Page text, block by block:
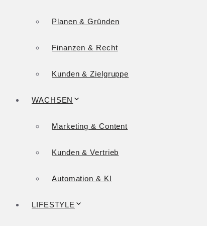
Planen & Gründen
Finanzen & Recht
Kunden & Zielgruppe
WACHSEN
Marketing & Content
Kunden & Vertrieb
Automation & KI
LIFESTYLE